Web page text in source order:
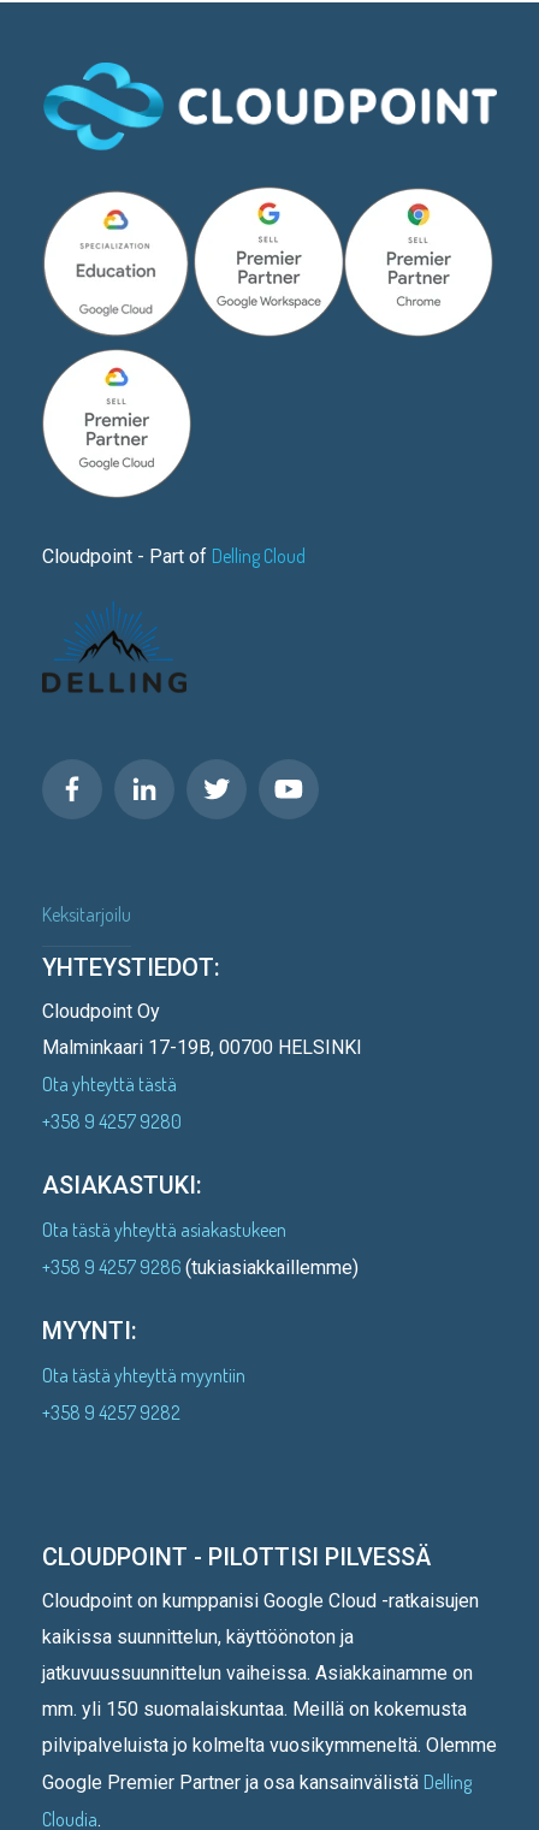
Cloudpoint - Part of Delling Cloud
Keksitarjoilu
YHTEYSTIEDOT:
Cloudpoint Oy
Malminkaari 17-19B, 00700 HELSINKI
Ota yhteyttä tästä
+358 9 4257 9280
ASIAKASTUKI:
Ota tästä yhteyttä asiakastukeen
+358 9 4257 9286 (tukiasiakkaillemme)
MYYNTI:
Ota tästä yhteyttä myyntiin
+358 9 4257 9282
CLOUDPOINT - PILOTTISI PILVESSÄ
Cloudpoint on kumppanisi Google Cloud -ratkaisujen
kaikissa suunnittelun, käyttöönoton ja
jatkuvuussuunnittelun vaiheissa. Asiakkainamme on
mm. yli 150 suomalaiskuntaa. Meillä on kokemusta
pilvipalveluista jo kolmelta vuosikymmeneltä. Olemme
Google Premier Partner ja osa kansainvälistä Delling
Cloudia.